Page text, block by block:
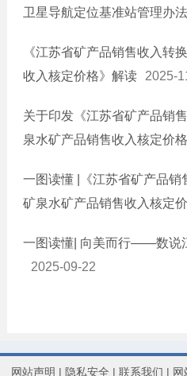
卫星导航定位基准站管理办法
《江苏省矿产品销售收入转
收入核定价格》解读
2025-
关于印发《江苏省矿产品销
泉水矿产品销售收入核定价
一图读懂 |《江苏省矿产品销
矿泉水矿产品销售收入核定价
一图读懂| 向美而行——数说
2025-09-22
网站声明 | 隐私安全 | 联系我们 | 网